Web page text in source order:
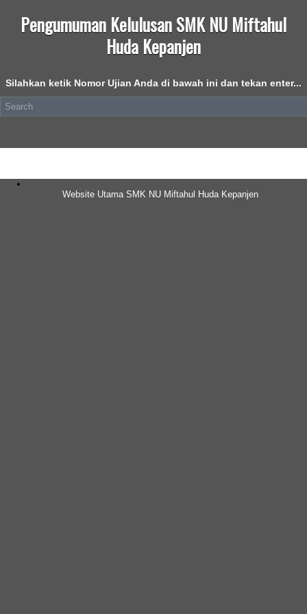
Pengumuman Kelulusan SMK NU Miftahul
Huda Kepanjen
Silahkan ketik Nomor Ujian Anda di bawah ini dan tekan enter...
Website Utama SMK NU Miftahul Huda Kepanjen